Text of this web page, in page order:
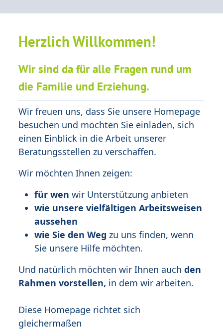
Herzlich Willkommen!
Wir sind da für alle Fragen rund um
die Familie und Erziehung.
Wir freuen uns, dass Sie unsere Homepage
besuchen und möchten Sie einladen, sich
einen Einblick in die Arbeit unserer
Beratungsstellen zu verschaffen.
Wir möchten Ihnen zeigen:
für wen wir Unterstützung anbieten
wie unsere vielfältigen Arbeitsweisen
aussehen
wie Sie den Weg zu uns finden, wenn
Sie unsere Hilfe möchten.
Und natürlich möchten wir Ihnen auch den
Rahmen vorstellen, in dem wir arbeiten.
Diese Homepage richtet sich
gleichermaßen